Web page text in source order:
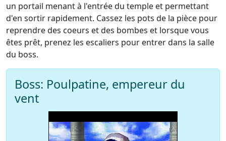
un portail menant à l'entrée du temple et permettant
d'en sortir rapidement. Cassez les pots de la pièce pour
reprendre des coeurs et des bombes et lorsque vous
êtes prêt, prenez les escaliers pour entrer dans la salle
du boss.
Boss: Poulpatine, empereur du
vent